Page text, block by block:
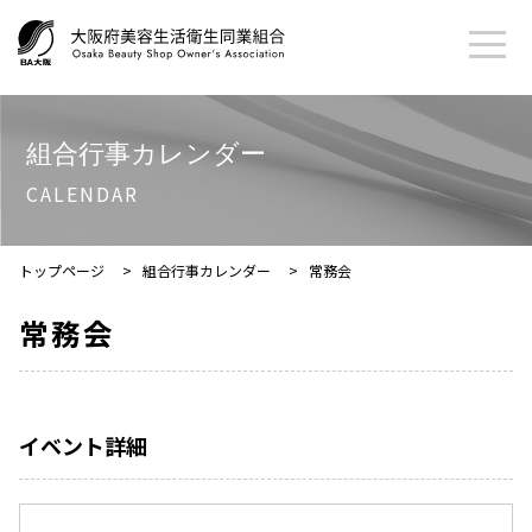
組合行事カレンダー
CALENDAR
トップページ > 組合行事カレンダー > 常務会
常務会
イベント詳細